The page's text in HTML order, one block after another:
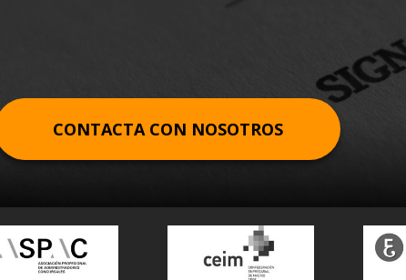
DERECHO FINANCIERO Y TRIBUTARIO
DERECHO PENAL ECONÓMICO
DERECHO COMUNITARIO EUROPEO E
ELABORACIÓN DE PLAN ESTRATÉGICO
PLANES ECONÓMICO-FINANCIEROS
PERITAJE JURÍDICO FINANCIERO
GIRONA
MADRID
MÁLAGA
CONTACTA CON NOSOTROS